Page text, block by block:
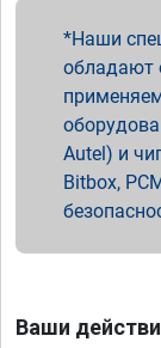
Наши
обладают
Autel) и
Bitbox,
Ваши